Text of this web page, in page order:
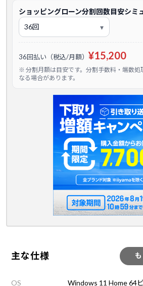
ショッピングローン分割回数目安シミ
36回払い（税込/月額） ¥15,200
※ 分割月額は目安です。分割手数料・端数処
なる場合があります。
主な仕様
OS Windows 11 Home 64